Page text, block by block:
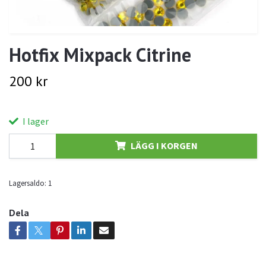
Hotfix Mixpack Citrine
200 kr
I lager
LÄGG I KORGEN
Lagersaldo: 1
Dela